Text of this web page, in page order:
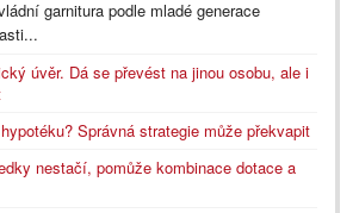
garnitura podle mladé generace
úvěr. Dá se převést na jinou osobu, ale i
Správná strategie může překvapit
nestačí, pomůže kombinace dotace a